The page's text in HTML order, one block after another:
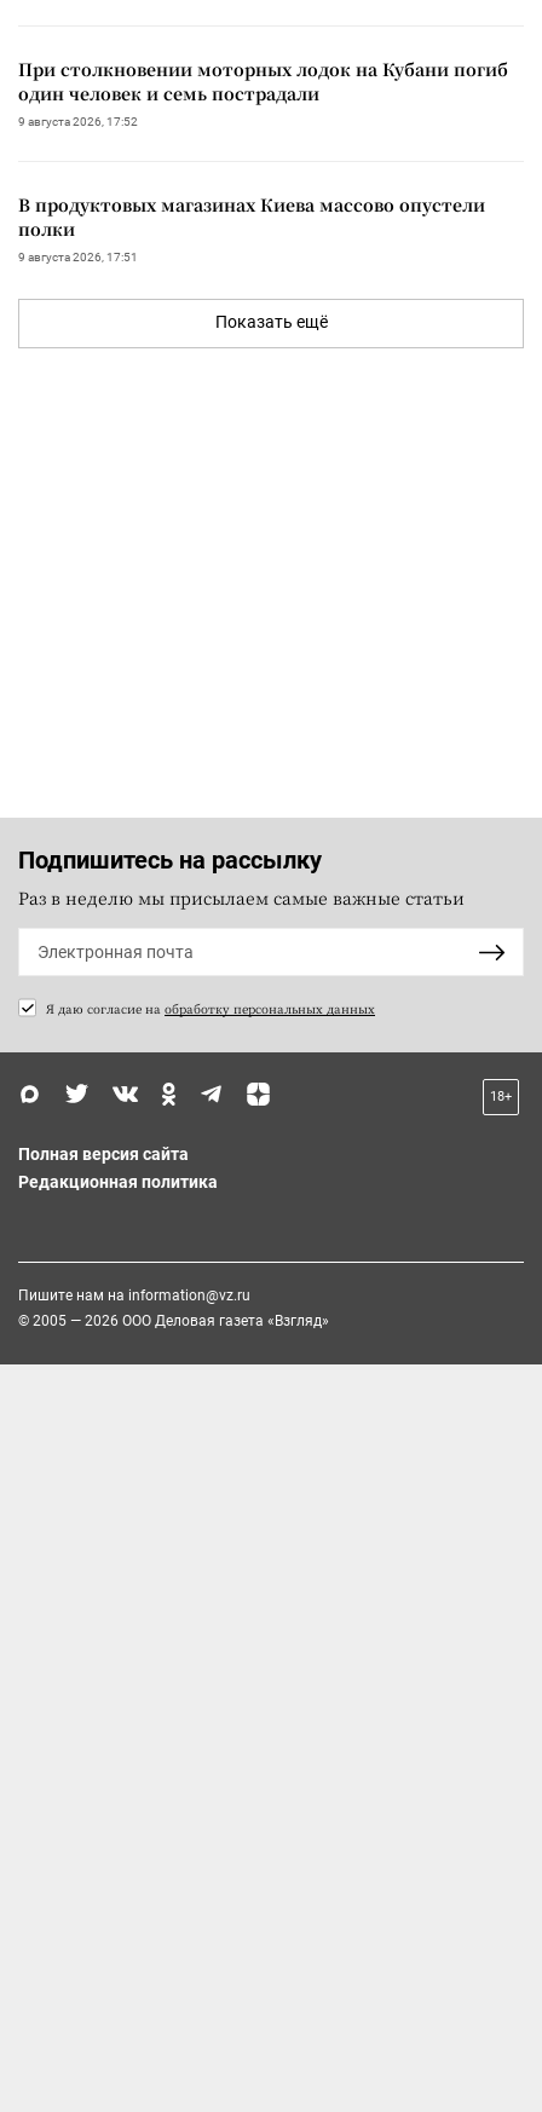
При столкновении моторных лодок на Кубани погиб
один человек и семь пострадали
9 августа 2026, 17:52
В продуктовых магазинах Киева массово опустели
полки
9 августа 2026, 17:51
Показать ещё
Подпишитесь на рассылку
Раз в неделю мы присылаем самые важные статьи
Я даю согласие на обработку персональных данных
18+
Полная версия сайта
Редакционная политика
Пишите нам на information@vz.ru
© 2005 — 2026 ООО Деловая газета «Взгляд»